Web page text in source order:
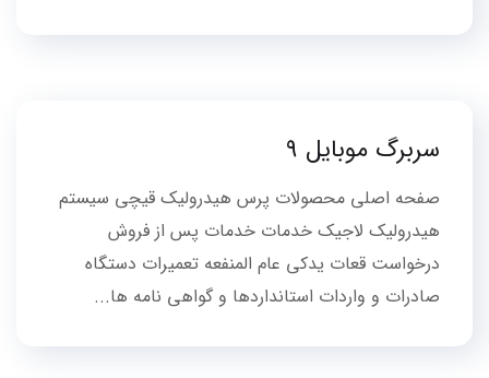
سربرگ موبایل 9
صفحه اصلی محصولات پرس هیدرولیک قیچی سیستم
هیدرولیک لاجیک خدمات خدمات پس از فروش
درخواست قعات یدکی عام المنفعه تعمیرات دستگاه
صادرات و واردات استانداردها و گواهی نامه ها...